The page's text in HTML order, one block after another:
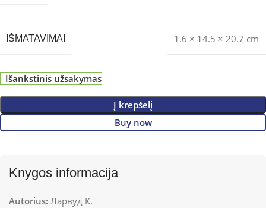
IŠMATAVIMAI 1.6 × 14.5 × 20.7 cm
Išankstinis užsakymas
Į krepšelį
Buy now
Knygos informacija
Autorius: Ларвуд К.